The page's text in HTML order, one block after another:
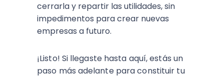
cerrarla y repartir las utilidades, sin
impedimentos para crear nuevas
empresas a futuro.
¡Listo! Si llegaste hasta aquí, estás un
paso más adelante para constituir tu